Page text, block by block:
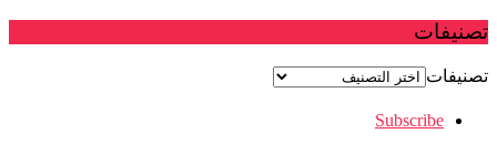
تصنيفات
تصنيفات
Subscribe